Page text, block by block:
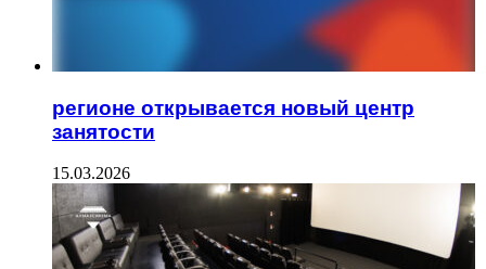
регионе открывается новый центр
занятости
15.03.2026